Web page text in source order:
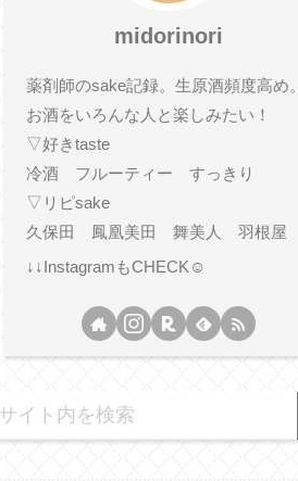
midorinori
薬剤師のsake記録。生原酒頻度高め。
お酒をいろんな人と楽しみたい！
▽好きtaste
冷酒 フルーティー すっきり
▽リピsake
久保田 鳳凰美田 舞美人 羽根屋
↓↓InstagramもCHECK☺